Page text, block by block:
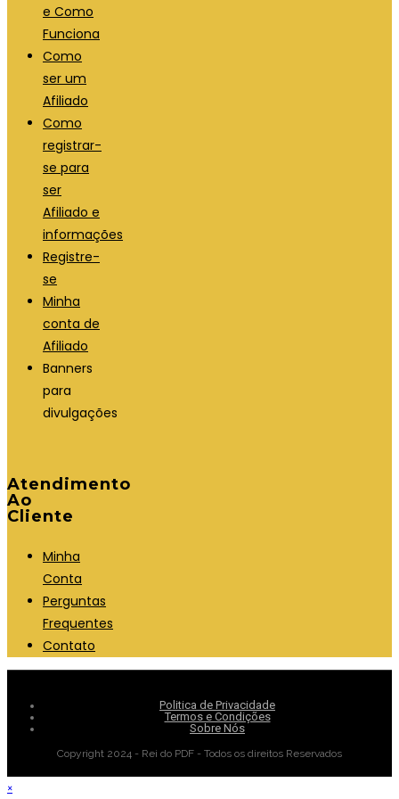
e Como
Funciona
Como
ser um
Afiliado
Como
registrar-
se para
ser
Afiliado e
informações
Registre-
se
Minha
conta de
Afiliado
Banners
para
divulgações
Atendimento
Ao
Cliente
Minha
Conta
Perguntas
Frequentes
Contato
Politica de Privacidade
Termos e Condições
Sobre Nós
Copyright 2024 - Rei do PDF - Todos os direitos Reservados
×